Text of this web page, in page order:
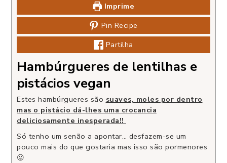
Imprime
Pin Recipe
Partilha
Hambúrgueres de lentilhas e
pistácios vegan
Estes hambúrgueres são suaves, moles por dentro
mas o pistácio dá-lhes uma crocancia
deliciosamente inesperada!!
Só tenho um senão a apontar… desfazem-se um
pouco mais do que gostaria mas isso são pormenores
😛